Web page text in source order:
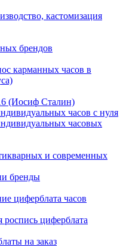
кастомизация
брендов
карманных часов в
(Иосиф Сталин)
часов с нуля
часовых
и современных
бренды
циферблата часов
роспись циферблата
на заказ